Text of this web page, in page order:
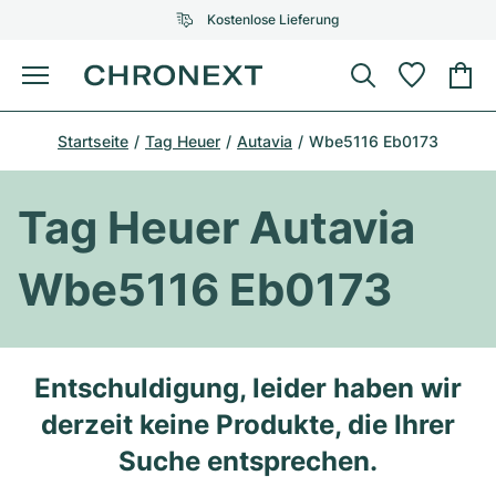
Kostenlose Lieferung
Menü
Uhr kaufen
AUSGEWÄHLTE MARKEN
Top-Modelle
Omega
Alle Omega Modelle
Top-Modelle
Patek Philippe
Alle Patek Philippe Modelle
Cartier
AUSGEWÄHLTE MARKEN
Tiffany
Louis Vuitton
Van Cleef & Arpels
Neuzugänge
Startseite Tag Heuer Autavia Wbe5116 Eb0173
Tag Heuer Autavia
Wbe5116 Eb0173
Entschuldigung, leider haben wir
derzeit keine Produkte, die Ihrer
Suche entsprechen.